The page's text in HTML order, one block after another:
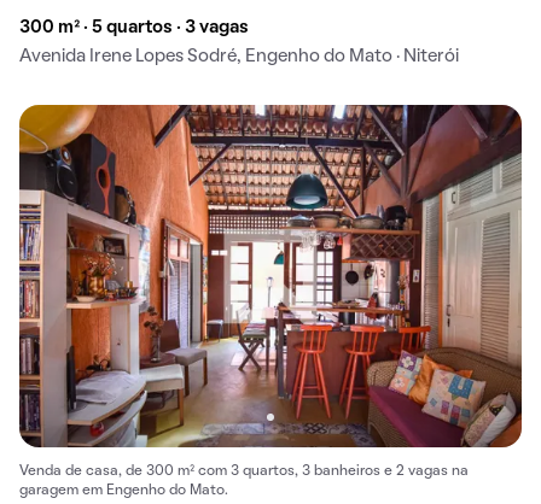
300 m² · 5 quartos · 3 vagas
Avenida Irene Lopes Sodré, Engenho do Mato · Niterói
Venda de casa, de 300 m² com 3 quartos, 3 banheiros e 2 vagas na
garagem em Engenho do Mato.